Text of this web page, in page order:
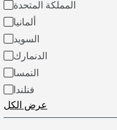
المملكة المتحدة
ألمانيا
السويد
الدنمارك
النمسا
فنلندا
عرض الكل